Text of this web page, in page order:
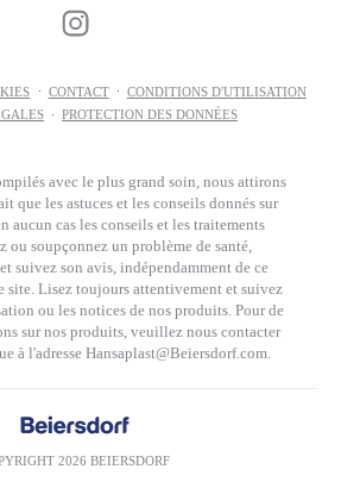
CONTACT
CONDITIONS D'UTILISATION
PROTECTION DES DONNÉES
avec le plus grand soin, nous attirons
que les astuces et les conseils donnés sur
aucun cas les conseils et les traitements
ou soupçonnez un problème de santé,
suivez son avis, indépendamment de ce
site. Lisez toujours attentivement et suivez
ou les notices de nos produits. Pour de
sur nos produits, veuillez nous contacter
2026 BEIERSDORF